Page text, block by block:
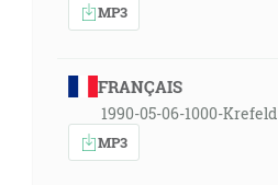
MP3
FRANÇAIS
1990-05-06-1000-Krefeld
MP3